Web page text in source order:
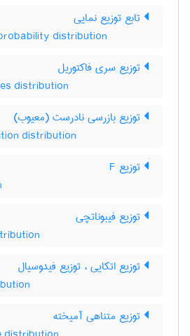
تابع توزیع نمایی
distribution
توزیع سری فاکتوریل
distribution
توزیع بازرسی نادرست (معیوب)
distribution
توزیع F
توزیع فیبوناتچی
توزیع اتکایی ، توزیع فیدوسیال
توزیع متناهی آمیخته